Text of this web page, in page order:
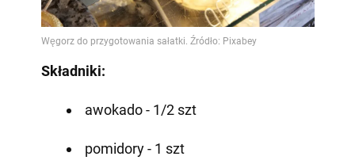
Składniki:
awokado - 1/2 szt
pomidory - 1 szt